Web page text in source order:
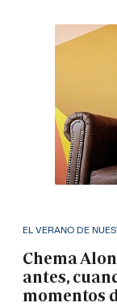
EL VERANO DE
Chema
antes,
momentos